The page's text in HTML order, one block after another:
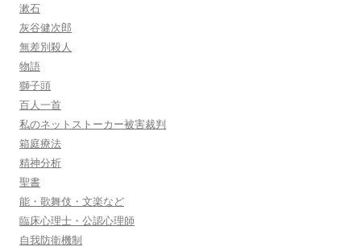
漱石
灰谷健次郎
無差別殺人
物語
獅子頭
百人一首
私のネットストーカー被害裁判
箱庭療法
精神分析
聖書
能・歌舞伎・文楽など
臨床心理士・公認心理師
自我防衛機制